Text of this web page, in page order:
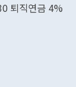
퇴직연금 4%